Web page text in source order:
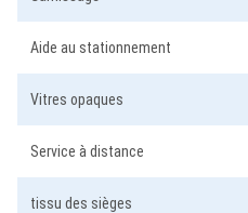
Aide au stationnement
Vitres opaques
Service à distance
tissu des sièges